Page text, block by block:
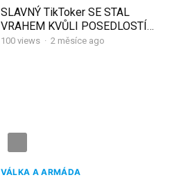
SLAVNÝ TikToker SE STAL
VRAHEM KVŮLI POSEDLOSTÍ
DOKONALOSTI – TEMNÁ STRÁNKA
100views · 2 měsíce ago
VÁLKA A ARMÁDA